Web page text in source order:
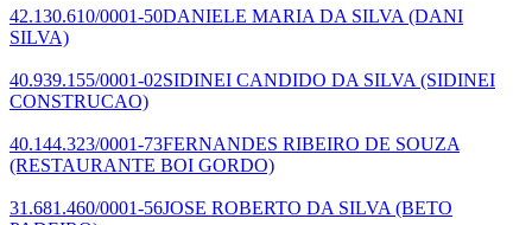
42.130.610/0001-50DANIELE MARIA DA SILVA (DANI
SILVA)
40.939.155/0001-02SIDINEI CANDIDO DA SILVA (SIDINEI
CONSTRUCAO)
40.144.323/0001-73FERNANDES RIBEIRO DE SOUZA
(RESTAURANTE BOI GORDO)
31.681.460/0001-56JOSE ROBERTO DA SILVA (BETO